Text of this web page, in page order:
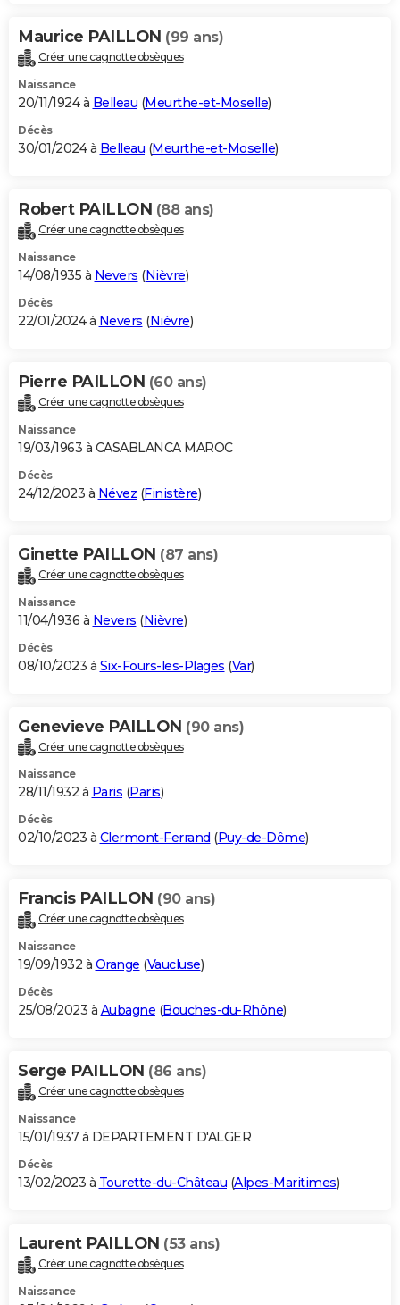
Maurice PAILLON (99 ans)
Créer une cagnotte obsèques
Naissance
20/11/1924 à Belleau (Meurthe-et-Moselle)
Décès
30/01/2024 à Belleau (Meurthe-et-Moselle)
Robert PAILLON (88 ans)
Créer une cagnotte obsèques
Naissance
14/08/1935 à Nevers (Nièvre)
Décès
22/01/2024 à Nevers (Nièvre)
Pierre PAILLON (60 ans)
Créer une cagnotte obsèques
Naissance
19/03/1963 à CASABLANCA MAROC
Décès
24/12/2023 à Névez (Finistère)
Ginette PAILLON (87 ans)
Créer une cagnotte obsèques
Naissance
11/04/1936 à Nevers (Nièvre)
Décès
08/10/2023 à Six-Fours-les-Plages (Var)
Genevieve PAILLON (90 ans)
Créer une cagnotte obsèques
Naissance
28/11/1932 à Paris (Paris)
Décès
02/10/2023 à Clermont-Ferrand (Puy-de-Dôme)
Francis PAILLON (90 ans)
Créer une cagnotte obsèques
Naissance
19/09/1932 à Orange (Vaucluse)
Décès
25/08/2023 à Aubagne (Bouches-du-Rhône)
Serge PAILLON (86 ans)
Créer une cagnotte obsèques
Naissance
15/01/1937 à DEPARTEMENT D'ALGER
Décès
13/02/2023 à Tourette-du-Château (Alpes-Maritimes)
Laurent PAILLON (53 ans)
Créer une cagnotte obsèques
Naissance